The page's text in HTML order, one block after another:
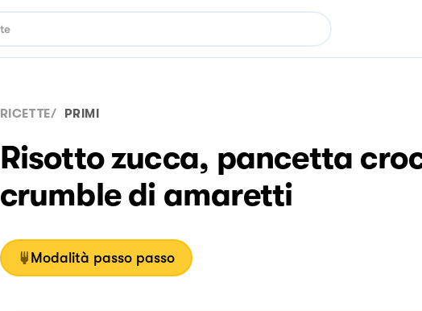
RICETTE/ PRIMI
Risotto zucca, pancetta
crumble di amaretti
Modalità passo passo